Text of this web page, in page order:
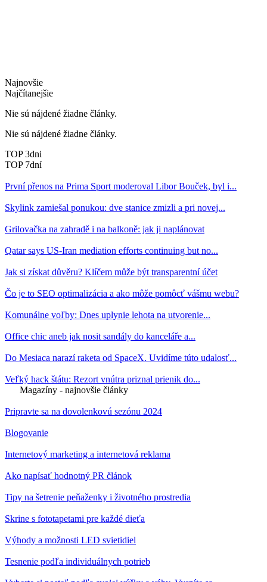
Najnovšie
Najčítanejšie
Nie sú nájdené žiadne články.
Nie sú nájdené žiadne články.
TOP 3dni
TOP 7dní
První přenos na Prima Sport moderoval Libor Bouček, byl i...
Skylink zamiešal ponukou: dve stanice zmizli a pri novej...
Grilovačka na zahradě i na balkoně: jak ji naplánovat
Qatar says US-Iran mediation efforts continuing but no...
Jak si získat důvěru? Klíčem může být transparentní účet
Čo je to SEO optimalizácia a ako môže pomôcť vášmu webu?
Komunálne voľby: Dnes uplynie lehota na utvorenie...
Office chic aneb jak nosit sandály do kanceláře a...
Do Mesiaca narazí raketa od SpaceX. Uvidíme túto udalosť...
Veľký hack štátu: Rezort vnútra priznal prienik do...
Magazíny - najnovšie články
Pripravte sa na dovolenkovú sezónu 2024
Blogovanie
Internetový marketing a internetová reklama
Ako napísať hodnotný PR článok
Tipy na šetrenie peňaženky i životného prostredia
Skrine s fototapetami pre každé dieťa
Výhody a možnosti LED svietidiel
Tesnenie podľa individuálnych potrieb